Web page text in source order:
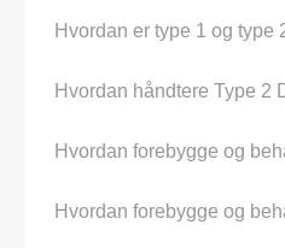
Hvordan er type 1 og
Hvordan håndtere Type 2
Hvordan forebygge og
Hvordan forebygge og